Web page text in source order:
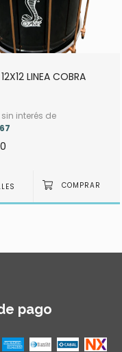
LINEA COBRA
interés de
pago